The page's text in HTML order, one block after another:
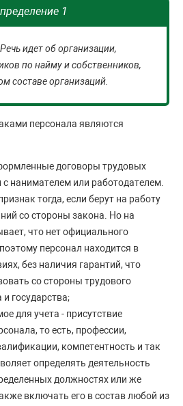
1
идет об организации,
по найму и собственников,
составе организаций.
персонала являются
договоры трудовых
нанимателем или работодателем.
тогда, если берут на работу
со стороны закона. Но на
что нет официального
персонал находится в
без наличия гарантий, что
со стороны трудового
государства;
для учета - присутствие
то есть, профессии,
компетентность и так
определять деятельность
должностях или же
включать его в состав любой из